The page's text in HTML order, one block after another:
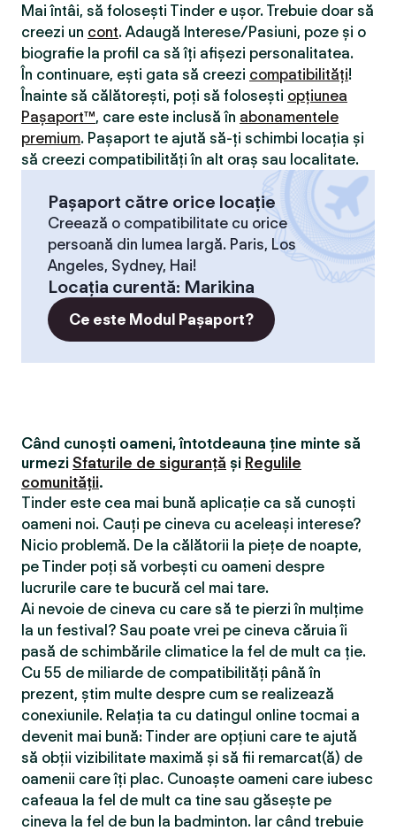
Mai întâi, să folosești Tinder e ușor. Trebuie doar să
creezi un cont. Adaugă Interese/Pasiuni, poze și o
biografie la profil ca să îți afișezi personalitatea.
În continuare, ești gata să creezi compatibilităţi!
Înainte să călătorești, poți să folosești opțiunea
Pașaport™, care este inclusă în abonamentele
premium. Pașaport te ajută să-ți schimbi locația și
să creezi compatibilităţi în alt oraș sau localitate.
Pașaport către orice locație
Creează o compatibilitate cu orice
persoană din lumea largă. Paris, Los
Angeles, Sydney, Hai!
Locaţia curentă: Marikina
Ce este Modul Pașaport?
Când cunoști oameni, întotdeauna ține minte să
urmezi Sfaturile de siguranță și Regulile
comunității.
Tinder este cea mai bună aplicație ca să cunoști
oameni noi. Cauți pe cineva cu aceleași interese?
Nicio problemă. De la călătorii la piețe de noapte,
pe Tinder poți să vorbești cu oameni despre
lucrurile care te bucură cel mai tare.
Ai nevoie de cineva cu care să te pierzi în mulțime
la un festival? Sau poate vrei pe cineva căruia îi
pasă de schimbările climatice la fel de mult ca ție.
Cu 55 de miliarde de compatibilităţi până în
prezent, știm multe despre cum se realizează
conexiunile. Relația ta cu datingul online tocmai a
devenit mai bună: Tinder are opțiuni care te ajută
să obții vizibilitate maximă și să fii remarcat(ă) de
oamenii care îți plac. Cunoaște oameni care iubesc
cafeaua la fel de mult ca tine sau găsește pe
cineva la fel de bun la badminton. Iar când trebuie